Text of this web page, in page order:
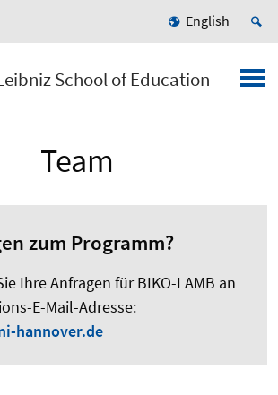
English
School of Education
Team
zum Programm?
Ihre Anfragen für BIKO-LAMB an
E-Mail-Adresse:
hannover.de